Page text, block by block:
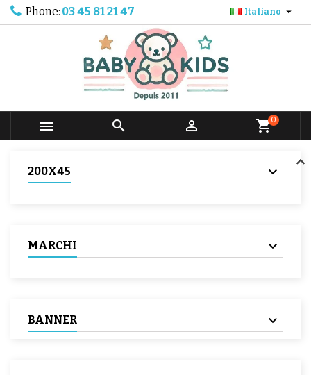
Phone: 03 45 81 21 47 Italiano 
   shopping_cart0
200X45
MARCHI
BANNER